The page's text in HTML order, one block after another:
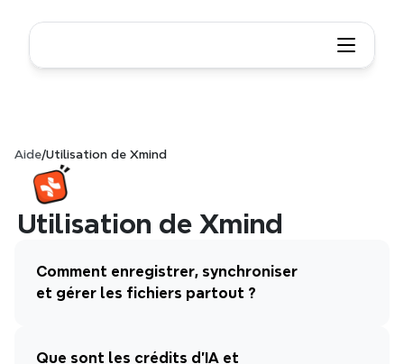
Aide/Utilisation de Xmind
Utilisation de Xmind
Comment enregistrer, synchroniser
et gérer les fichiers partout ?
Que sont les crédits d'IA et